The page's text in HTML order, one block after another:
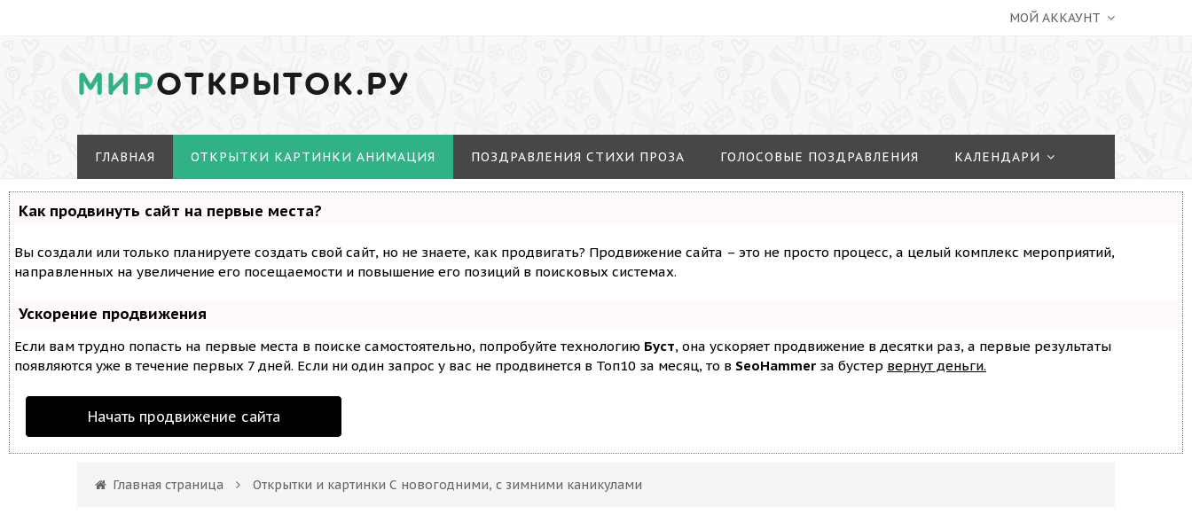
МОЙ АККАУНТ
МИРОТКРЫТОК.РУ
ГЛАВНАЯ ОТКРЫТКИ КАРТИНКИ АНИМАЦИЯ ПОЗДРАВЛЕНИЯ СТИХИ ПРОЗА ГОЛОСОВЫЕ ПОЗДРАВЛЕНИЯ КАЛЕНДАРИ
Как продвинуть сайт на первые места?
Вы создали или только планируете создать свой сайт, но не знаете, как продвигать? Продвижение сайта – это не просто процесс, а целый комплекс мероприятий,
направленных на увеличение его посещаемости и повышение его позиций в поисковых системах.
Ускорение продвижения
Если вам трудно попасть на первые места в поиске самостоятельно, попробуйте технологию Буст, она ускоряет продвижение в десятки раз, а первые результаты
появляются уже в течение первых 7 дней. Если ни один запрос у вас не продвинется в Топ10 за месяц, то в SeoHammer за бустер вернут деньги.
Начать продвижение сайта
Главная страница Открытки и картинки С новогодними, с зимними каникулами